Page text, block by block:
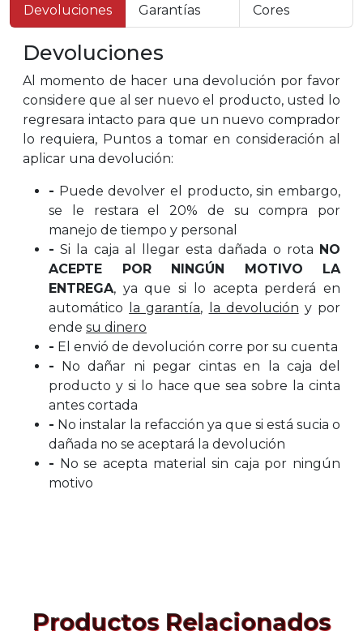
Devoluciones Garantías Cores
Devoluciones
Al momento de hacer una devolución por favor
considere que al ser nuevo el producto, usted lo
regresara intacto para que un nuevo comprador
lo requiera, Puntos a tomar en consideración al
aplicar una devolución:
- Puede devolver el producto, sin embargo,
se le restara el 20% de su compra por
manejo de tiempo y personal
- Si la caja al llegar esta dañada o rota NO
ACEPTE POR NINGÚN MOTIVO LA
ENTREGA, ya que si lo acepta perderá en
automático
la garantía, la devolución y por
ende su dinero
- El envió de devolución corre por su cuenta
- No dañar ni pegar cintas en la caja del
producto y si lo hace que sea sobre la cinta
antes cortada
- No instalar la refacción ya que si está sucia o
dañada no se aceptará la devolución
- No se acepta material sin caja por ningún
motivo
Productos Relacionados